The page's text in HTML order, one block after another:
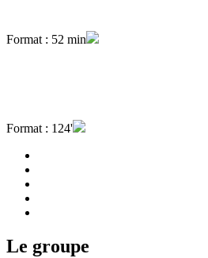
Format : 52 min
Format : 124'
Le groupe